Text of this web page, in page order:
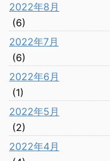
2022年8月
(6)
2022年7月
(6)
2022年6月
(1)
2022年5月
(2)
2022年4月